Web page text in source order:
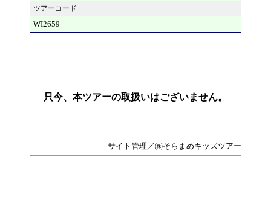
ツアーコード
WI2659
只今、本ツアーの取扱いはございません。
サイト管理／㈱そらまめキッズツアー